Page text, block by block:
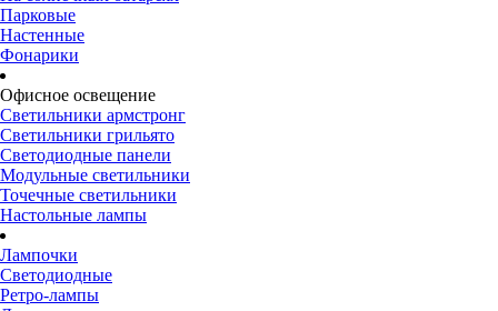
Парковые
Настенные
Фонарики
Офисное освещение
Светильники армстронг
Светильники грильято
Светодиодные панели
Модульные светильники
Точечные светильники
Настольные лампы
Лампочки
Светодиодные
Ретро-лампы